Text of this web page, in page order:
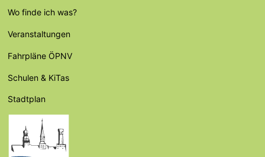
Wo finde ich was?
Veranstaltungen
Fahrpläne ÖPNV
Schulen & KiTas
Stadtplan